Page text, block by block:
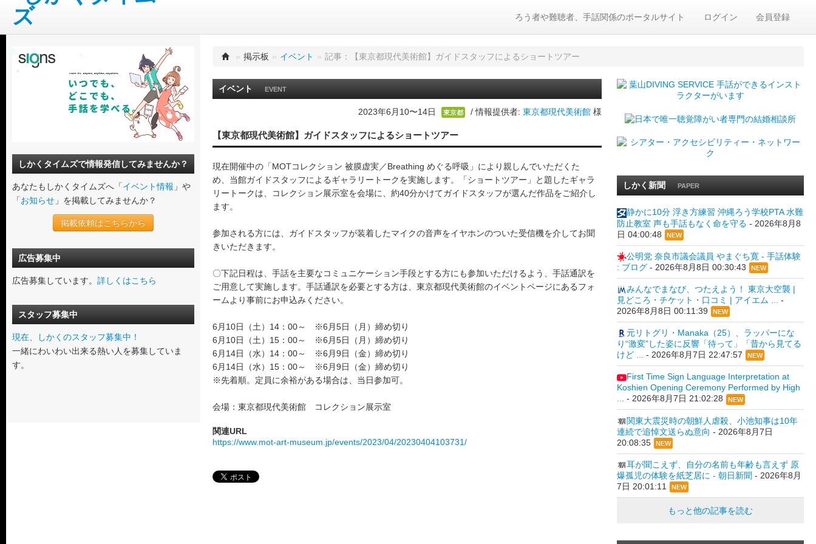
ログイン 会員登録
ろう者や難聴者、手話関係のポータルサイト
しかくタイムズで情報発信してみませんか？
あなたもしかくタイムズへ「イベント情報 」や
「お知らせ 」を掲載してみませんか？
掲載依頼はこちらから
広告募集中
広告募集しています。 詳しくはこちら
スタッフ募集中
現在、しかくのスタッフ募集中！
一緒にわいわい出来る熱い人を募集していま
す。
» 掲示板 » イベント » 記事：【東京都現代美術館】ガイドスタッフによるショートツアー
イベント EVENT
2023年6月10〜14日 東京都 / 情報提供者: 東京都現代美術館 様
【東京都現代美術館】ガイドスタッフによるショートツアー
現在開催中の「MOTコレクション 被膜虚実／Breathing めぐる呼吸」により親しんでいただくた
め、当館ガイドスタッフによるギャラリートークを実施します。「ショートツアー」と題したギャラ
リートークは、コレクション展示室を会場に、約40分かけてガイドスタッフが選んだ作品をご紹介し
ます。
参加される方には、ガイドスタッフが装着したマイクの音声をイヤホンのついた受信機を介してお聞
きいただきます。
〇下記日程は、手話を主要なコミュニケーション手段とする方にも参加いただけるよう、手話通訳を
ご用意して実施します。手話通訳を必要とする方は、東京都現代美術館のイベントページにあるフォ
ームより事前にお申込みください。
6月10日（土）14：00～ ※6月5日（月）締め切り
6月10日（土）15：00～ ※6月5日（月）締め切り
6月14日（水）14：00～ ※6月9日（金）締め切り
6月14日（水）15：00～ ※6月9日（金）締め切り
※先着順。定員に余裕がある場合は、当日参加可。
会場：東京都現代美術館 コレクション展示室
関連URL
https://www.mot-art-museum.jp/events/2023/04/20230404103731/
しかく新聞 PAPER
静かに10分 浮き方練習 沖縄ろう学校PTA 水難
防止教室 声も手話もなく命を守る - 2026年8月8
日 04:00:48
NEW
公明党 奈良市議会議員 やまぐち寛 - 手話体験
: ブログ- 2026年8月8日 00:30:43 NEW
みんなでまなび、つたえよう！ 東京大空襲 |
見どころ・チケット・口コミ | アイエム ...
-
2026年8月8日 00:11:39
NEW
元リトグリ・Manaka（25）、ラッパーにな
り“激変”した姿に反響「待って」「昔から見てる
けど ... - 2026年8月7日 22:47:57 NEW
First Time Sign Language Interpretation at
Koshien Opening Ceremony Performed by High
... - 2026年8月7日 21:02:28 NEW
関東大震災時の朝鮮人虐殺、小池知事は10年
連続で追悼文送らぬ意向 - 2026年8月7日
20:08:35
NEW
耳が聞こえず、自分の名前も年齢も言えず 原
爆孤児の体験を紙芝居に - 朝日新聞 - 2026年8月
7日 20:01:11
NEW
もっと他の記事を読む